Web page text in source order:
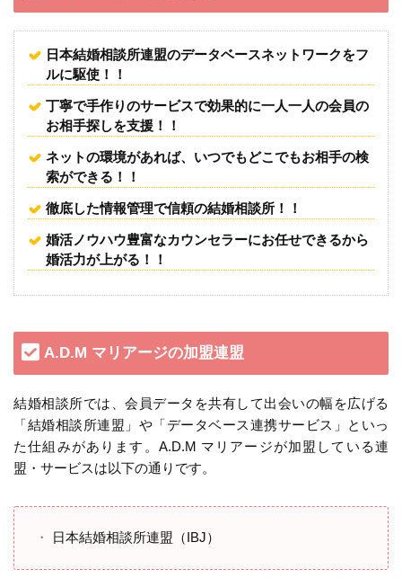
日本結婚相談所連盟のデータベースネットワークをフ
ルに駆使！！
丁寧で手作りのサービスで効果的に一人一人の会員の
お相手探しを支援！！
ネットの環境があれば、いつでもどこでもお相手の検
索ができる！！
徹底した情報管理で信頼の結婚相談所！！
婚活ノウハウ豊富なカウンセラーにお任せできるから
婚活力が上がる！！
A.D.M マリアージの加盟連盟
結婚相談所では、会員データを共有して出会いの幅を広げる
「結婚相談所連盟」や「データベース連携サービス」といっ
た仕組みがあります。A.D.M マリアージが加盟している連
盟・サービスは以下の通りです。
日本結婚相談所連盟（IBJ）